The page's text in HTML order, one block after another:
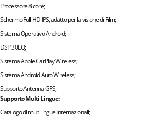
Processore 8 core;
Schermo Full HD IPS, adatto per la visione di Film;
Sistema Operativo Android;
DSP 30EQ;
Sistema Apple CarPlay Wireless;
Sistema Android Auto Wireless;
Supporto Antenna GPS;
Supporto Multi Lingue:
Catalogo di multi lingue Internazionali;